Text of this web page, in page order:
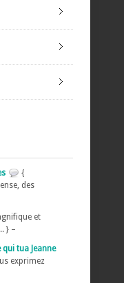
{
des
et
} –
tua Jeanne
exprimez